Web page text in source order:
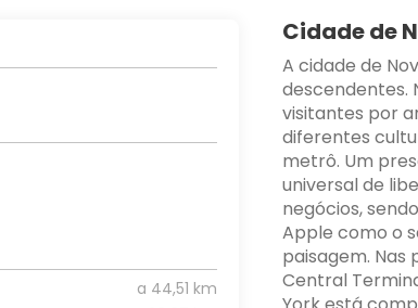
Cidade de
A cidade de
descendentes.
visitantes por
diferentes
metrô. Um
universal de
negócios,
Apple como o
paisagem. Nas
Central
a 44,51 km